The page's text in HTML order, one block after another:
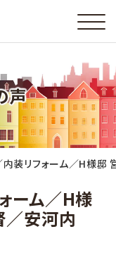
声
装リフォーム／H様
ーム／H様
安河内